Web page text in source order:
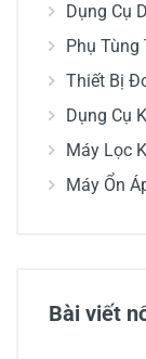
Dụng Cụ
Phụ Tùng
Thiết Bị
Dụng Cụ
Máy Lọc
Máy Ổn
Bài viết